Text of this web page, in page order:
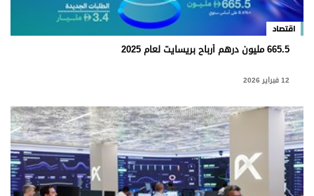
اقتصاد
665.5 مليون درهم أرباح بريسايت لعام 2025
12 فبراير 2026